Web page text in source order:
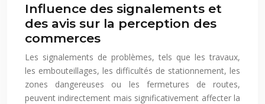
Influence des signalements et
des avis sur la perception des
commerces
Les signalements de problèmes, tels que les travaux,
les embouteillages, les difficultés de stationnement, les
zones dangereuses ou les fermetures de routes,
peuvent indirectement mais significativement affecter la